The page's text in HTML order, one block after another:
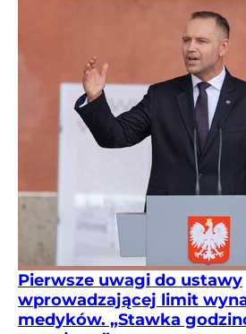
Pierwsze uwagi do ustawy
wprowadzającej limit
medyków. „Stawka